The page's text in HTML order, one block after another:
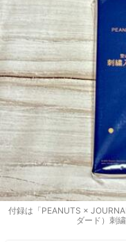
付録は「PEANUTS ×
ダード）刺